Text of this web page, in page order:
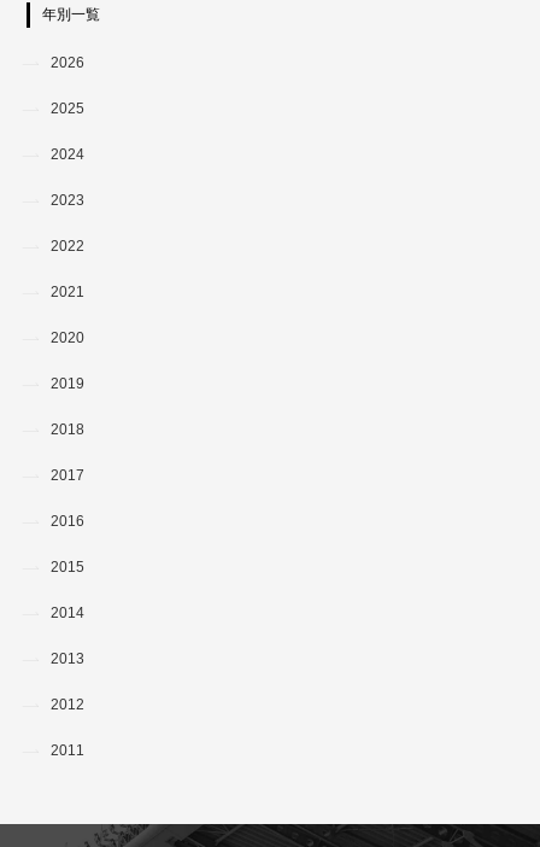
年別一覧
2026
2025
2024
2023
2022
2021
2020
2019
2018
2017
2016
2015
2014
2013
2012
2011